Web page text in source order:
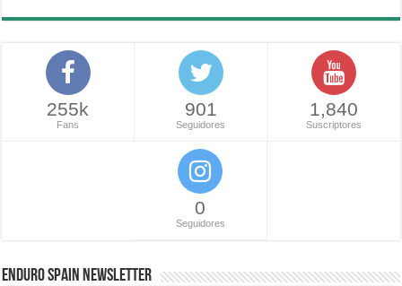
255k
Fans
901
Seguidores
1,840
Suscriptores
0
Seguidores
ENDURO SPAIN NEWSLETTER